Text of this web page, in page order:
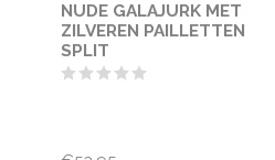
NUDE GALAJURK MET
ZILVEREN PAILLETTEN
SPLIT